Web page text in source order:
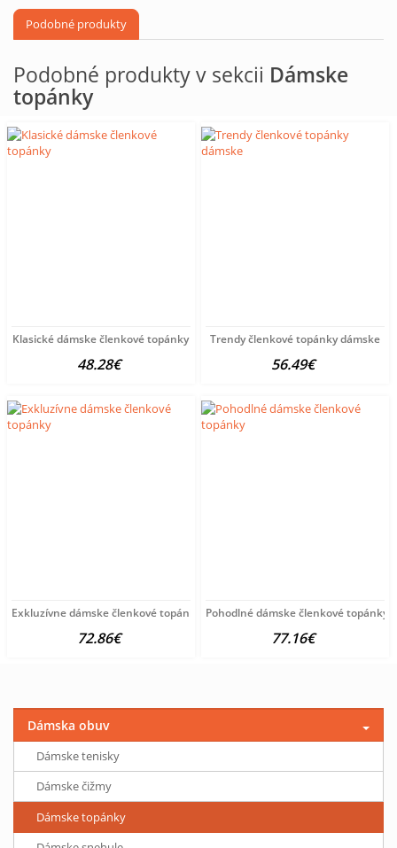
Podobné produkty
Podobné produkty v sekcii Dámske
topánky
Klasické dámske členkové topánky
48.28€
Trendy členkové topánky dámske
56.49€
Exkluzívne dámske členkové topánky
72.86€
Pohodlné dámske členkové topánky
77.16€
Dámska obuv
Dámske tenisky
Dámske čižmy
Dámske topánky